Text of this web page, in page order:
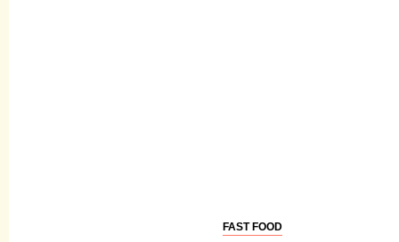
FAST FOOD